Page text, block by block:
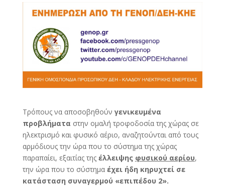
Τρόπους να αποσοβηθούν γενικευμένα
προβλήματα στην ομαλή τροφοδοσία της χώρας σε
ηλεκτρισμό και φυσικό αέριο, αναζητούνται από τους
αρμόδιους την ώρα που το σύστημα της χώρας
παραπαίει, εξαιτίας της έλλειψης φυσικού αερίου,
την ώρα που το σύστημα έχει ήδη κηρυχτεί σε
κατάσταση συναγερμού «επιπέδου 2».